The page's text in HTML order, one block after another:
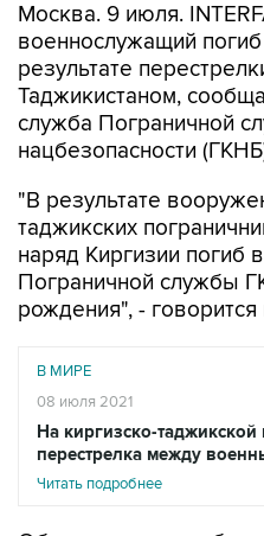
Москва. 9 июля.
военнослужащий
результате
Таджикистаном,
служба Пограничной
нацбезопасности
"В результате
таджикских
наряд Киргизии погиб
Пограничной службы
рождения", -
В МИРЕ
08 июля 2021
На киргизско-
перестрелка между
Читать подробнее